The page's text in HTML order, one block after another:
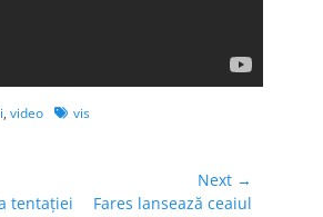
, video Tagsvis
tentației
Next →
NextFares lansează ceaiul